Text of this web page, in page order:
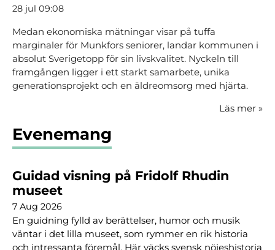
28 jul 09:08
Medan ekonomiska mätningar visar på tuffa
marginaler för Munkfors seniorer, landar kommunen i
absolut Sverigetopp för sin livskvalitet. Nyckeln till
framgången ligger i ett starkt samarbete, unika
generationsprojekt och en äldreomsorg med hjärta.
Läs mer »
Evenemang
Guidad visning på Fridolf Rhudin
museet
7 Aug 2026
En guidning fylld av berättelser, humor och musik
väntar i det lilla museet, som rymmer en rik historia
och intressanta föremål. Här väcks svensk nöjeshistoria